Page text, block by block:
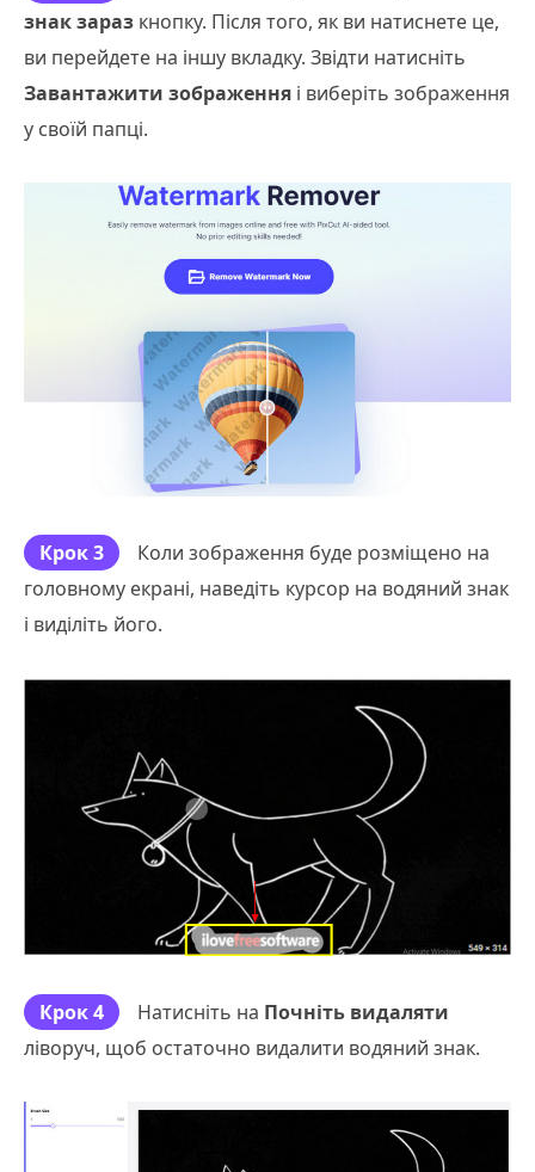
знак зараз кнопку. Після того, як ви натиснете це,
ви перейдете на іншу вкладку. Звідти натисніть
Завантажити зображення і виберіть зображення
у своїй папці.
Крок 3
Коли зображення буде розміщено на
головному екрані, наведіть курсор на водяний знак
і виділіть його.
Крок 4 Натисніть на Почніть видаляти
ліворуч, щоб остаточно видалити водяний знак.